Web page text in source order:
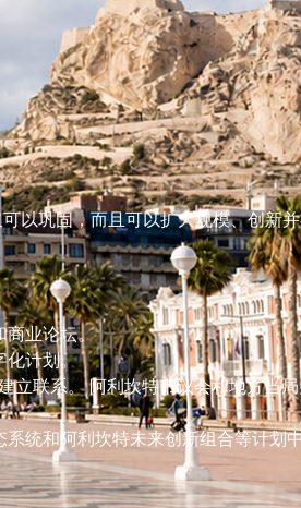
以巩固，而且可以扩大规模、创新
商业论坛。
化计划。
立联系。 阿利坎特市议会和地方当
统和阿利坎特未来创新组合等计划